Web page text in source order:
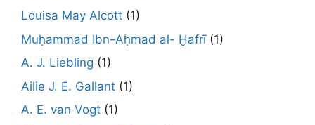
Louisa May Alcott (1)
Muḥammad Ibn-Aḥmad al- Ḫafrī(1)
A. J. Liebling (1)
Ailie J. E. Gallant (1)
A. E. van Vogt (1)